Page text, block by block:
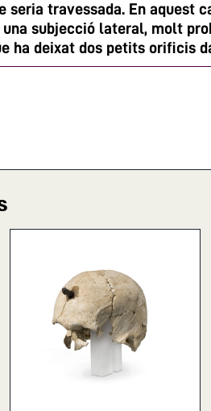
seria travessada. En aquest
subjecció lateral, molt
ha deixat dos petits orificis